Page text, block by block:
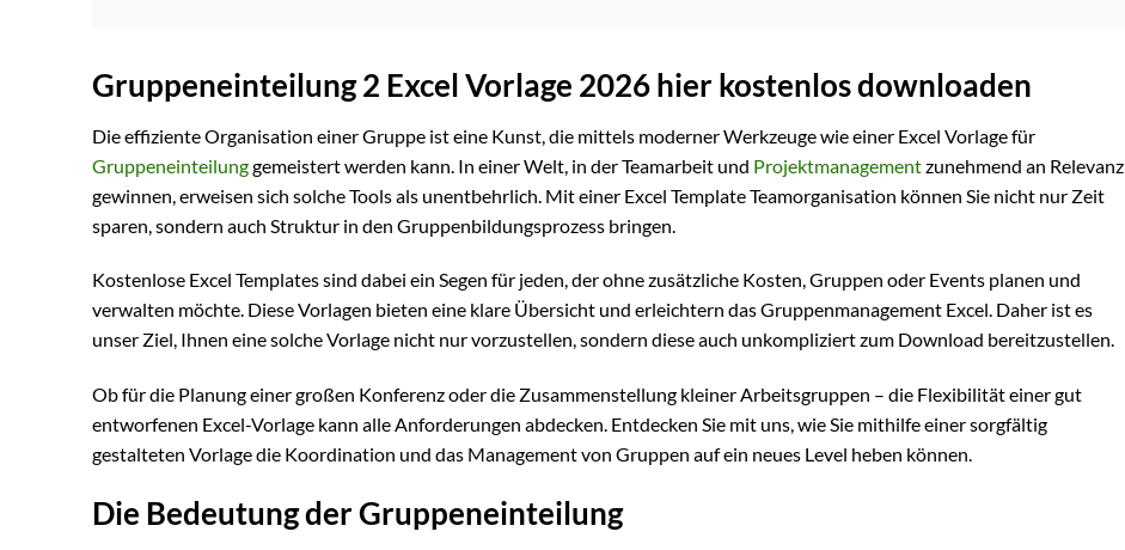
Gruppeneinteilung 2 Excel Vorlage 2026 hier kostenlos downloaden
Die effiziente Organisation einer Gruppe ist eine Kunst, die mittels moderner Werkzeuge wie einer Excel Vorlage für
Gruppeneinteilunggemeistert werden kann. In einer Welt, in der Teamarbeit und Projektmanagementzunehmend an Relevanz
gewinnen, erweisen sich solche Tools als unentbehrlich. Mit einer Excel Template Teamorganisation können Sie nicht nur Zeit
sparen, sondern auch Struktur in den Gruppenbildungsprozess bringen.
Kostenlose Excel Templates sind dabei ein Segen für jeden, der ohne zusätzliche Kosten, Gruppen oder Events planen und
verwalten möchte. Diese Vorlagen bieten eine klare Übersicht und erleichtern das Gruppenmanagement Excel. Daher ist es
unser Ziel, Ihnen eine solche Vorlage nicht nur vorzustellen, sondern diese auch unkompliziert zum Download bereitzustellen.
Ob für die Planung einer großen Konferenz oder die Zusammenstellung kleiner Arbeitsgruppen – die Flexibilität einer gut
entworfenen Excel-Vorlage kann alle Anforderungen abdecken. Entdecken Sie mit uns, wie Sie mithilfe einer sorgfältig
gestalteten Vorlage die Koordination und das Management von Gruppen auf ein neues Level heben können.
Die Bedeutung der Gruppeneinteilung